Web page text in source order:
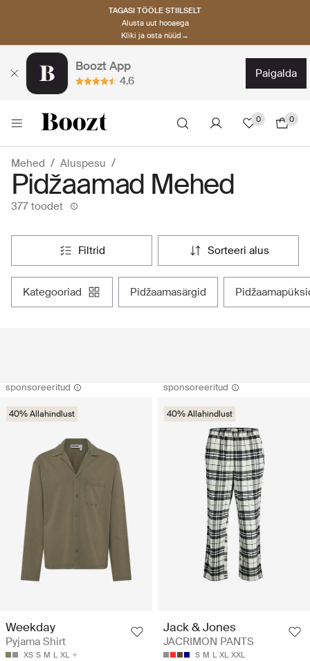
TAGASI TÖÖLE STIILSELT
Alusta uut hooaega
Kliki ja osta nüüd→
Boozt App
4.6
paigalda
0 0
Mehed Aluspesu
Pidžaamad Mehed
377 toodet
filtrid sorteeri alus
kategooriad pidžaamasärgid
sponsoreeritud
40% Allahindlust
Weekday
Pyjama Shirt
XS S M L XL
sponsoreeritud
40% Allahindlust
Jack & Jones
JACRIMON PANTS
S M L XL XXL